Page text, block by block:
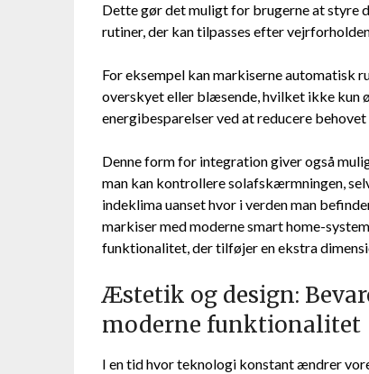
Dette gør det muligt for brugerne at styre
rutiner, der kan tilpasses efter
For eksempel kan markiserne automatisk
overskyet eller blæsende, hvilket ikke kun
energibesparelser ved at reducere
Denne form for integration giver også
man kan kontrollere solafskærmningen,
indeklima uanset hvor i verden man
markiser med moderne smart home-
funktionalitet, der tilføjer en ekstra
Æstetik og design:
moderne funktionalitet
I en tid hvor teknologi konstant ændrer